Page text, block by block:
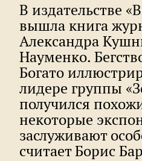
В издательстве
вышла книга
Александра
Науменко.
Богато
лидере группы
получился
некоторые
заслуживают
считает Борис